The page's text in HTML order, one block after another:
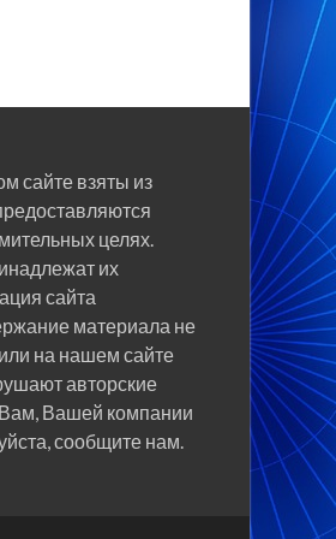
сайте взяты из
целях.
их
сайта
материала не
на нашем сайте
авторские
Вашей компании
сообщите нам.